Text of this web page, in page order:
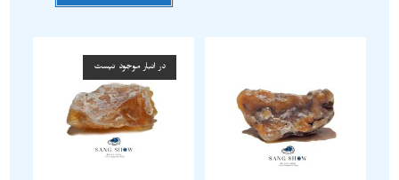
در انبار موجود نیست